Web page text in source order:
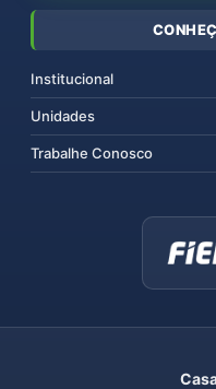
Institucional
Unidades
Trabalhe Conosco